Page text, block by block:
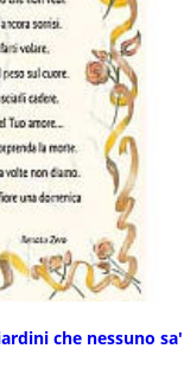
che nessuno sa'